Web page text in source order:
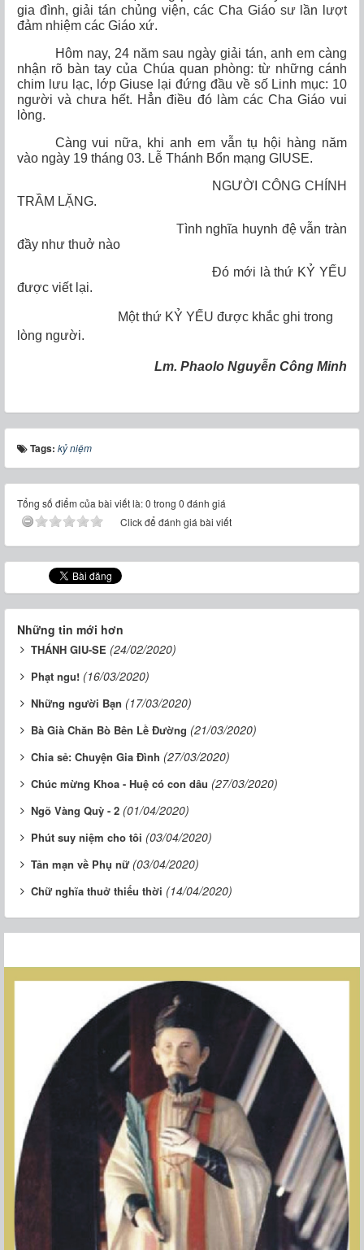
gia đình, giải tán chủng viện, các Cha Giáo sư lần lượt
đảm nhiệm các Giáo xứ.
Hôm nay, 24 năm sau ngày giải tán, anh em càng
nhận rõ bàn tay của Chúa quan phòng: từ những cánh
chim lưu lạc, lớp Giuse lại đứng đầu về số Linh mục: 10
người và chưa hết. Hẳn điều đó làm các Cha Giáo vui
lòng.
Càng vui nữa, khi anh em vẫn tụ hội hàng năm
vào ngày 19 tháng 03. Lễ Thánh Bổn mạng GIUSE.
NGƯỜI CÔNG CHÍNH
TRẦM LẶNG.
Tình nghĩa huynh đệ vẫn tràn
đầy như thuở nào
Đó mới là thứ KỶ YẾU
được viết lại.
Một thứ KỶ YẾU được khắc ghi trong
lòng người.
Lm. Phaolo Nguyễn Công Minh
Tags: kỷ niệm
Tổng số điểm của bài viết là: 0 trong 0 đánh giá
Click để đánh giá bài viết
Những tin mới hơn
THÁNH GIU-SE (24/02/2020)
Phạt ngu! (16/03/2020)
Những người Bạn (17/03/2020)
Bà Già Chăn Bò Bên Lề Đường (21/03/2020)
Chia sẻ: Chuyện Gia Đình (27/03/2020)
Chúc mừng Khoa - Huệ có con dâu (27/03/2020)
Ngõ Vàng Quỳ - 2 (01/04/2020)
Phút suy niệm cho tôi (03/04/2020)
Tản mạn về Phụ nữ (03/04/2020)
Chữ nghĩa thuở thiếu thời (14/04/2020)